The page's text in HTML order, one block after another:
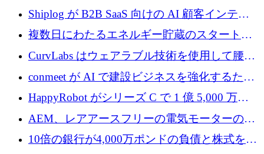
Monava が資金調達ラウンドを終了
Shiplog が B2B SaaS 向けの AI 顧客インテリ
ジェンスを構築するために 100 万ドルを調達
複数日にわたるエネルギー貯蔵のスタートア
ップ、Ore Energy が新たな投資ラウンドで
4,300 万ドルを獲得
CurvLabs はウェアラブル技術を使用して腰痛
治療をどのように再考しているか
conmeet が AI で建設ビジネスを強化するため
に 600 万ユーロを調達
HappyRobot がシリーズ C で 1 億 5,000 万ド
ルを獲得し、企業運営向けにエージェント AI
を拡張
AEM、レアアースフリーの電気モーターの革
新を加速するために1,600万ポンドを確保
10倍の銀行が4,000万ポンドの負債と株式を調